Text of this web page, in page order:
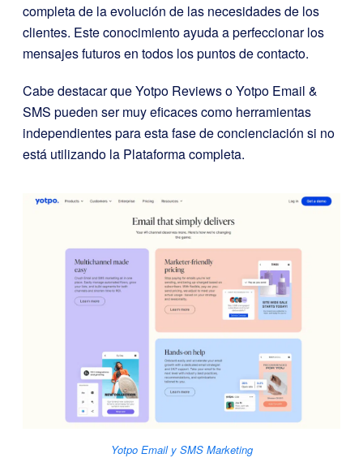
completa de la evolución de las necesidades de los
clientes. Este conocimiento ayuda a perfeccionar los
mensajes futuros en todos los puntos de contacto.
Cabe destacar que Yotpo Reviews o Yotpo Email &
SMS pueden ser muy eficaces como herramientas
independientes para esta fase de concienciación si no
está utilizando la Plataforma completa.
Yotpo Email y SMS Marketing